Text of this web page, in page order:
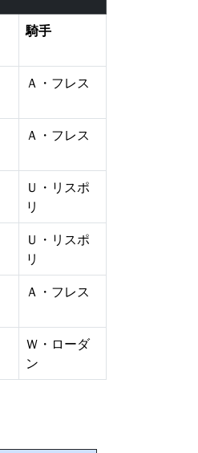
騎手
Ａ・フレス
Ａ・フレス
Ｕ・リスポ
リ
Ｕ・リスポ
リ
Ａ・フレス
Ｗ・ローダ
ン